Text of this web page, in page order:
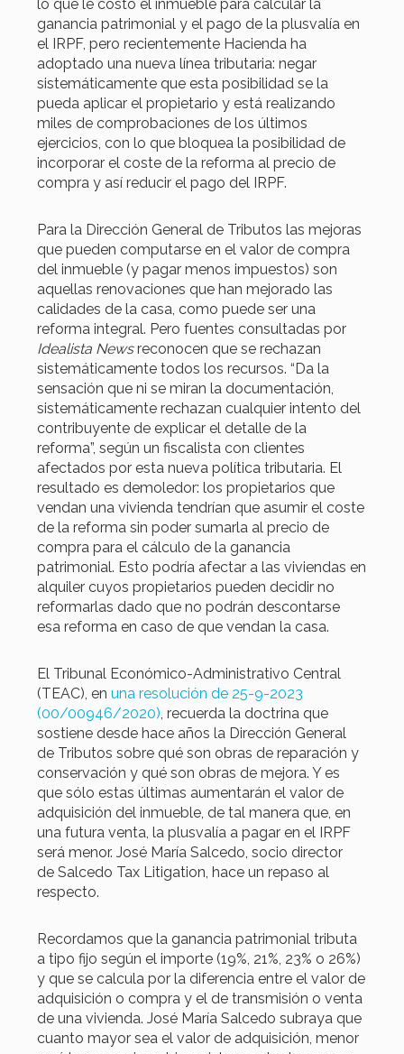
lo que le costó el inmueble para calcular la
ganancia patrimonial y el pago de la plusvalía en
el IRPF, pero recientemente Hacienda ha
adoptado una nueva línea tributaria: negar
sistemáticamente que esta posibilidad se la
pueda aplicar el propietario y está realizando
miles de comprobaciones de los últimos
ejercicios, con lo que bloquea la posibilidad de
incorporar el coste de la reforma al precio de
compra y así reducir el pago del IRPF.
Para la Dirección General de Tributos las mejoras
que pueden computarse en el valor de compra
del inmueble (y pagar menos impuestos) son
aquellas renovaciones que han mejorado las
calidades de la casa, como puede ser una
reforma integral. Pero fuentes consultadas por
Idealista Newsreconocen que se rechazan
sistemáticamente todos los recursos. “Da la
sensación que ni se miran la documentación,
sistemáticamente rechazan cualquier intento del
contribuyente de explicar el detalle de la
reforma”, según un fiscalista con clientes
afectados por esta nueva política tributaria. El
resultado es demoledor: los propietarios que
vendan una vivienda tendrían que asumir el coste
de la reforma sin poder sumarla al precio de
compra para el cálculo de la ganancia
patrimonial. Esto podría afectar a las viviendas en
alquiler cuyos propietarios pueden decidir no
reformarlas dado que no podrán descontarse
esa reforma en caso de que vendan la casa.
El Tribunal Económico-Administrativo Central
(TEAC), enuna resolución de 25-9-2023
(00/00946/2020), recuerda la doctrina que
sostiene desde hace años la Dirección General
de Tributos sobre qué son obras de reparación y
conservación y qué son obras de mejora. Y es
que sólo estas últimas aumentarán el valor de
adquisición del inmueble, de tal manera que, en
una futura venta, la plusvalía a pagar en el IRPF
será menor. José María Salcedo, socio director
de Salcedo Tax Litigation, hace un repaso al
respecto.
Recordamos que la ganancia patrimonial tributa
a tipo fijo según el importe (19%, 21%, 23% o 26%)
y que se calcula por la diferencia entre el valor de
adquisición o compra y el de transmisión o venta
de una vivienda. José María Salcedo subraya que
cuanto mayor sea el valor de adquisición, menor